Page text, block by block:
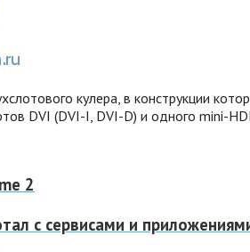
кулера, в конструкции
DVI (DVI-I, DVI-D) и одного mini-
2
с сервисами и